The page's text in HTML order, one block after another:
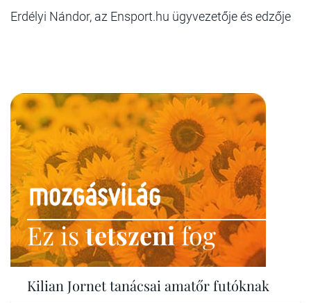
Erdélyi Nándor, az Ensport.hu ügyvezetője és edzője
Ez istetszenifog
Kilian Jornet tanácsai amatőr futóknak